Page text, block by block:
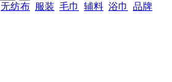
无纺布 服装 毛巾 辅料 浴巾 品牌